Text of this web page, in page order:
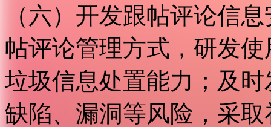
（六）开发跟帖评论信
帖评论管理方式，研发
垃圾信息处置能力；及
缺陷、漏洞等风险，采